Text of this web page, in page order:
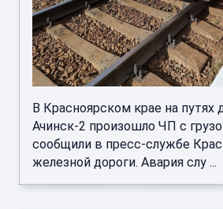
В Красноярском крае на путях
Ачинск-2 произошло ЧП с
сообщили в пресс-службе
железной дороги. Авария слу ...